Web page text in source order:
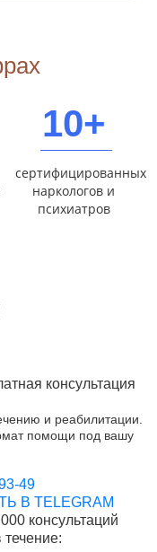
10+
сертифицированных
наркологов и
психиатров
консультация
и реабилитации.
помощи под вашу
49
В TELEGRAM
консультаций